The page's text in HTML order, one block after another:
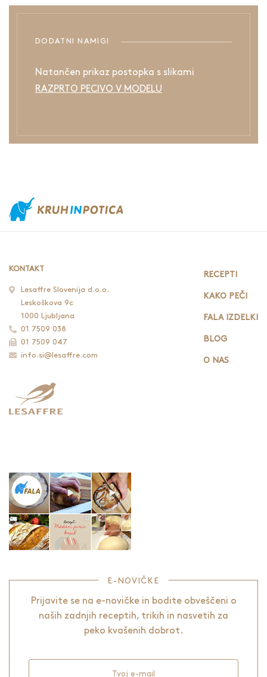
DODATNI NAMIGI
Natančen prikaz postopka s slikami
RAZPRTO PECIVO V MODELU
KONTAKT
Lesaffre Slovenija d.o.o.
Leskoškova 9c
1000 Ljubljana
01 7509 038
01 7509 047
info.si@lesaffre.com
RECEPTI
KAKO PEČI
FALA IZDELKI
BLOG
O NAS
E-NOVIČKE
Prijavite se na e-novičke in bodite obveščeni o
naših zadnjih receptih, trikih in nasvetih za
peko kvašenih dobrot.
Tvoj e-mail